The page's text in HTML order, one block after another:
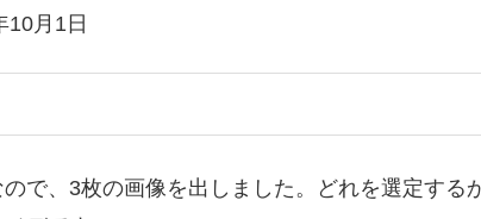
10月1日
で、3枚の画像を出しました。どれを選定する